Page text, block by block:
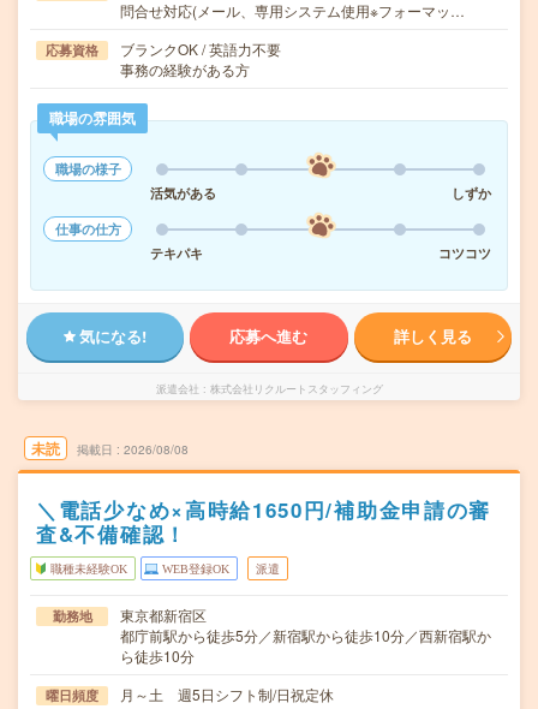
問合せ対応(メール、専用システム使用※フォーマッ…
応募資格
ブランクOK / 英語力不要
事務の経験がある方
職場の雰囲気
職場の様子
活気がある
しずか
仕事の仕方
テキパキ
コツコツ
気になる! 応募へ進む 詳しく見る
派遣会社 株式会社リクルートスタッフィング
未読 掲載日 2026/08/08
＼電話少なめ×高時給1650円/補助金申請の審
査&不備確認！
職種未経験OK WEB登録OK 派遣
勤務地
東京都新宿区
都庁前駅から徒歩5分／新宿駅から徒歩10分／西新宿駅か
ら徒歩10分
曜日頻度 月～土 週5日シフト制/日祝定休